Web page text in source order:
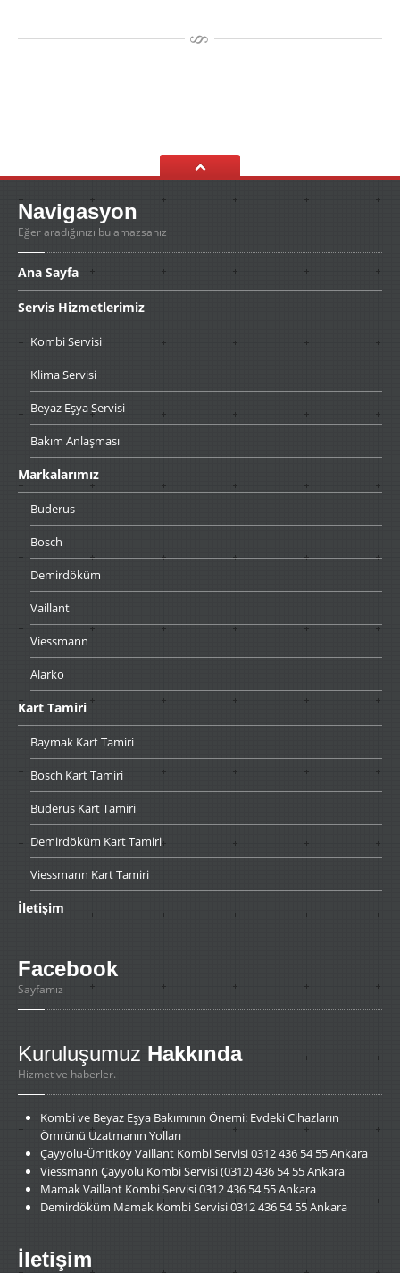
Navigasyon
Eğer aradığınızı bulamazsanız
Ana Sayfa
Servis Hizmetlerimiz
KombiServisi
KlimaServisi
Beyaz Eşya Servisi
Bakım Anlaşması
Markalarımız
Buderus
Bosch
Demirdöküm
Vaillant
Viessmann
Alarko
Kart Tamiri
Baymak Kart Tamiri
Bosch Kart Tamiri
Buderus Kart Tamiri
Demirdöküm Kart Tamiri
Viessmann Kart Tamiri
İletişim
Facebook
Sayfamız
Kuruluşumuz Hakkında
Hizmet ve haberler.
Kombive Beyaz Eşya Bakımının Önemi: Evdeki Cihazların
Ömrünü Uzatmanın Yolları
Çayyolu-ÜmitköyVaillant Kombi Servisi 0312 436 54 55 Ankara
Viessmann Çayyolu Kombi Servisi (0312) 436 54 55 Ankara
MamakVaillant Kombi Servisi 0312 436 54 55 Ankara
Demirdöküm Mamak Kombi Servisi 0312 436 54 55 Ankara
İletişim